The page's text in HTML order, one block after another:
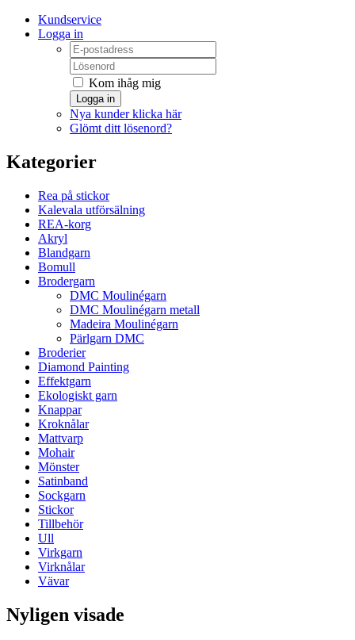
Kundservice
Logga in
Kom ihåg mig
Logga in
Nya kunder klicka här
Glömt ditt lösenord?
Kategorier
Rea på stickor
Kalevala utförsälning
REA-korg
Akryl
Blandgarn
Bomull
Brodergarn
DMC Moulinégarn
DMC Moulinégarn metall
Madeira Moulinégarn
Pärlgarn DMC
Broderier
Diamond Painting
Effektgarn
Ekologiskt garn
Knappar
Kroknålar
Mattvarp
Mohair
Mönster
Satinband
Sockgarn
Stickor
Tillbehör
Ull
Virkgarn
Virknålar
Vävar
Nyligen visade